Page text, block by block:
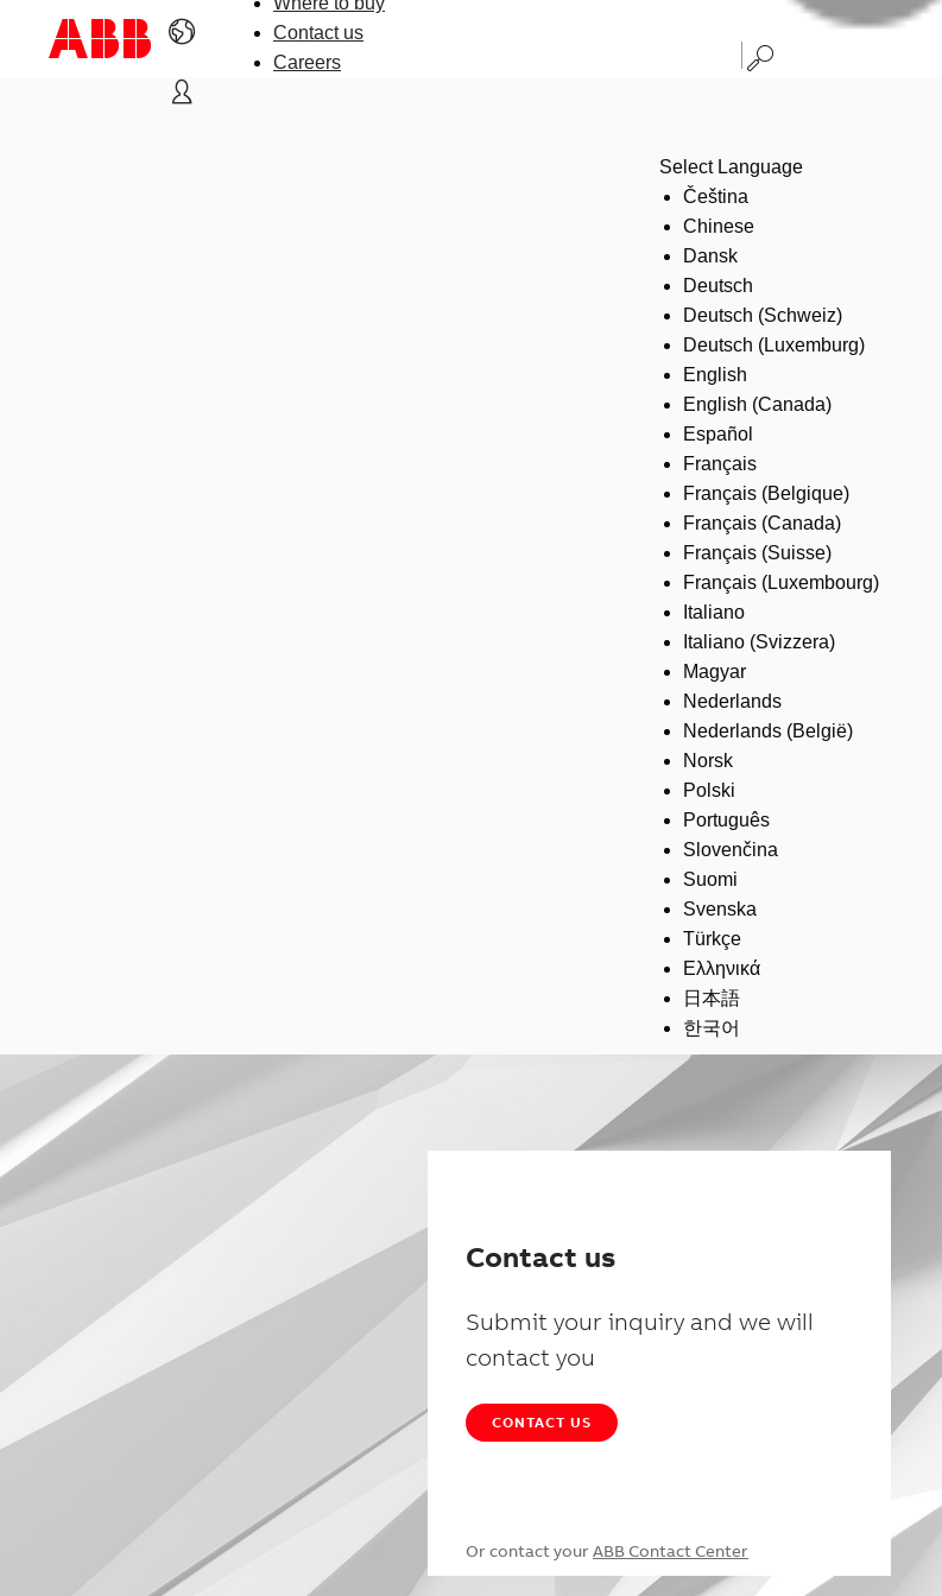
Contact us
Careers
Select Language
Čeština
Chinese
Dansk
Deutsch
Deutsch (Schweiz)
Deutsch (Luxemburg)
English
English (Canada)
Español
Français
Français (Belgique)
Français (Canada)
Français (Suisse)
Français (Luxembourg)
Italiano
Italiano (Svizzera)
Magyar
Nederlands
Nederlands (België)
Norsk
Polski
Português
Slovenčina
Suomi
Svenska
Türkçe
Ελληνικά
日本語
한국어
Contact us
Submit your inquiry and we will
contact you
CONTACT US
Or contact your ABB Contact Center